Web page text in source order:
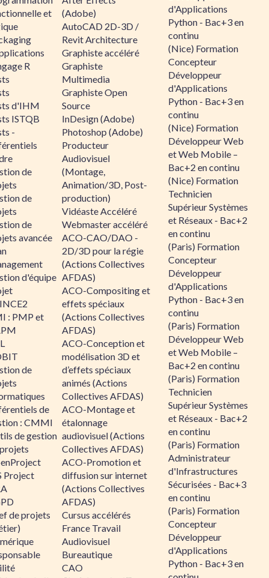
et
R
d'IHM
ISTQB
-
de
de
de
avancée
d'équipe
: PMP et
de
de
: CMMI
de gestion
Project
de projets
(Adobe)
AutoCAD 2D-3D /
Revit Architecture
Graphiste accéléré
Graphiste
Multimedia
Graphiste Open
Source
InDesign (Adobe)
Photoshop (Adobe)
Producteur
Audiovisuel
(Montage,
Animation/3D, Post-
production)
Vidéaste Accéléré
Webmaster accéléré
ACO-CAO/DAO -
2D/3D pour la régie
(Actions Collectives
AFDAS)
ACO-Compositing et
effets spéciaux
(Actions Collectives
AFDAS)
ACO-Conception et
modélisation 3D et
d’effets spéciaux
animés (Actions
Collectives AFDAS)
ACO-Montage et
étalonnage
audiovisuel (Actions
Collectives AFDAS)
ACO-Promotion et
diffusion sur internet
(Actions Collectives
AFDAS)
Cursus accélérés
France Travail
Audiovisuel
Bureautique
CAO
d'Applications
Python - Bac+3 en
continu
(Nice) Formation
Concepteur
Développeur
d'Applications
Python - Bac+3 en
continu
(Nice) Formation
Développeur Web
et Web Mobile –
Bac+2 en continu
(Nice) Formation
Technicien
Supérieur Systèmes
et Réseaux - Bac+2
en continu
(Paris) Formation
Concepteur
Développeur
d'Applications
Python - Bac+3 en
continu
(Paris) Formation
Développeur Web
et Web Mobile –
Bac+2 en continu
(Paris) Formation
Technicien
Supérieur Systèmes
et Réseaux - Bac+2
en continu
(Paris) Formation
Administrateur
d'Infrastructures
Sécurisées - Bac+3
en continu
(Paris) Formation
Concepteur
Développeur
d'Applications
Python - Bac+3 en